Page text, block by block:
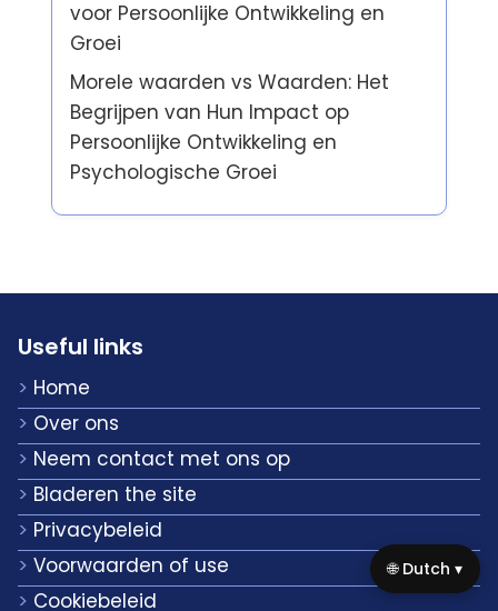
voor Persoonlijke Ontwikkeling en
Groei
Morele waarden vs Waarden: Het
Begrijpen van Hun Impact op
Persoonlijke Ontwikkeling en
Psychologische Groei
Useful links
Home
Over ons
Neem contact met ons op
Bladeren the site
Privacybeleid
Voorwaarden of use
Cookiebeleid
🌐 Dutch ▾